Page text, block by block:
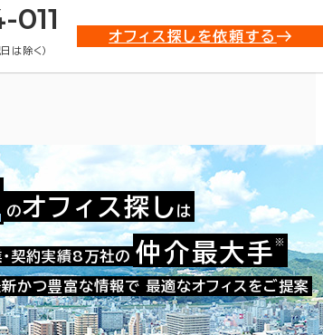
011
は除く）
オフィス探しを依頼する
お問い合わせ番号：010-05306
のオフィス探し は
契約実績8万社の 仲介最大手 ※
かつ豊富な情報で 最適なオフィスをご提案